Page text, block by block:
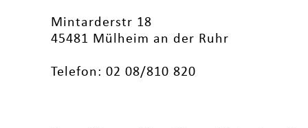
Mintarderstr 18
45481 Mülheim an der Ruhr
Telefon: 02 08/810 820